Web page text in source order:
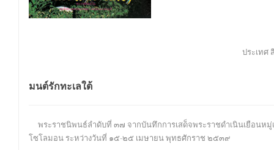
ประเทศ
มนต์รักทะเลใต้
พระราชนิพนธ์ลำดับที่ ๓๗ จากบันทึกการเสด็จพระราชดำเนินเยือนหมู่
โซโลมอน ระหว่างวันที่ ๑๕-๒๕ เมษายน พุทธศักราช ๒๕๓๙